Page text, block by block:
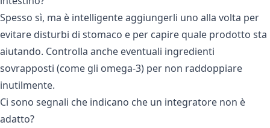
Spesso sì, ma è intelligente aggiungerli uno alla volta per
evitare disturbi di stomaco e per capire quale prodotto sta
aiutando. Controlla anche eventuali ingredienti
sovrapposti (come gli omega-3) per non raddoppiare
inutilmente.
Ci sono segnali che indicano che un integratore non è
adatto?